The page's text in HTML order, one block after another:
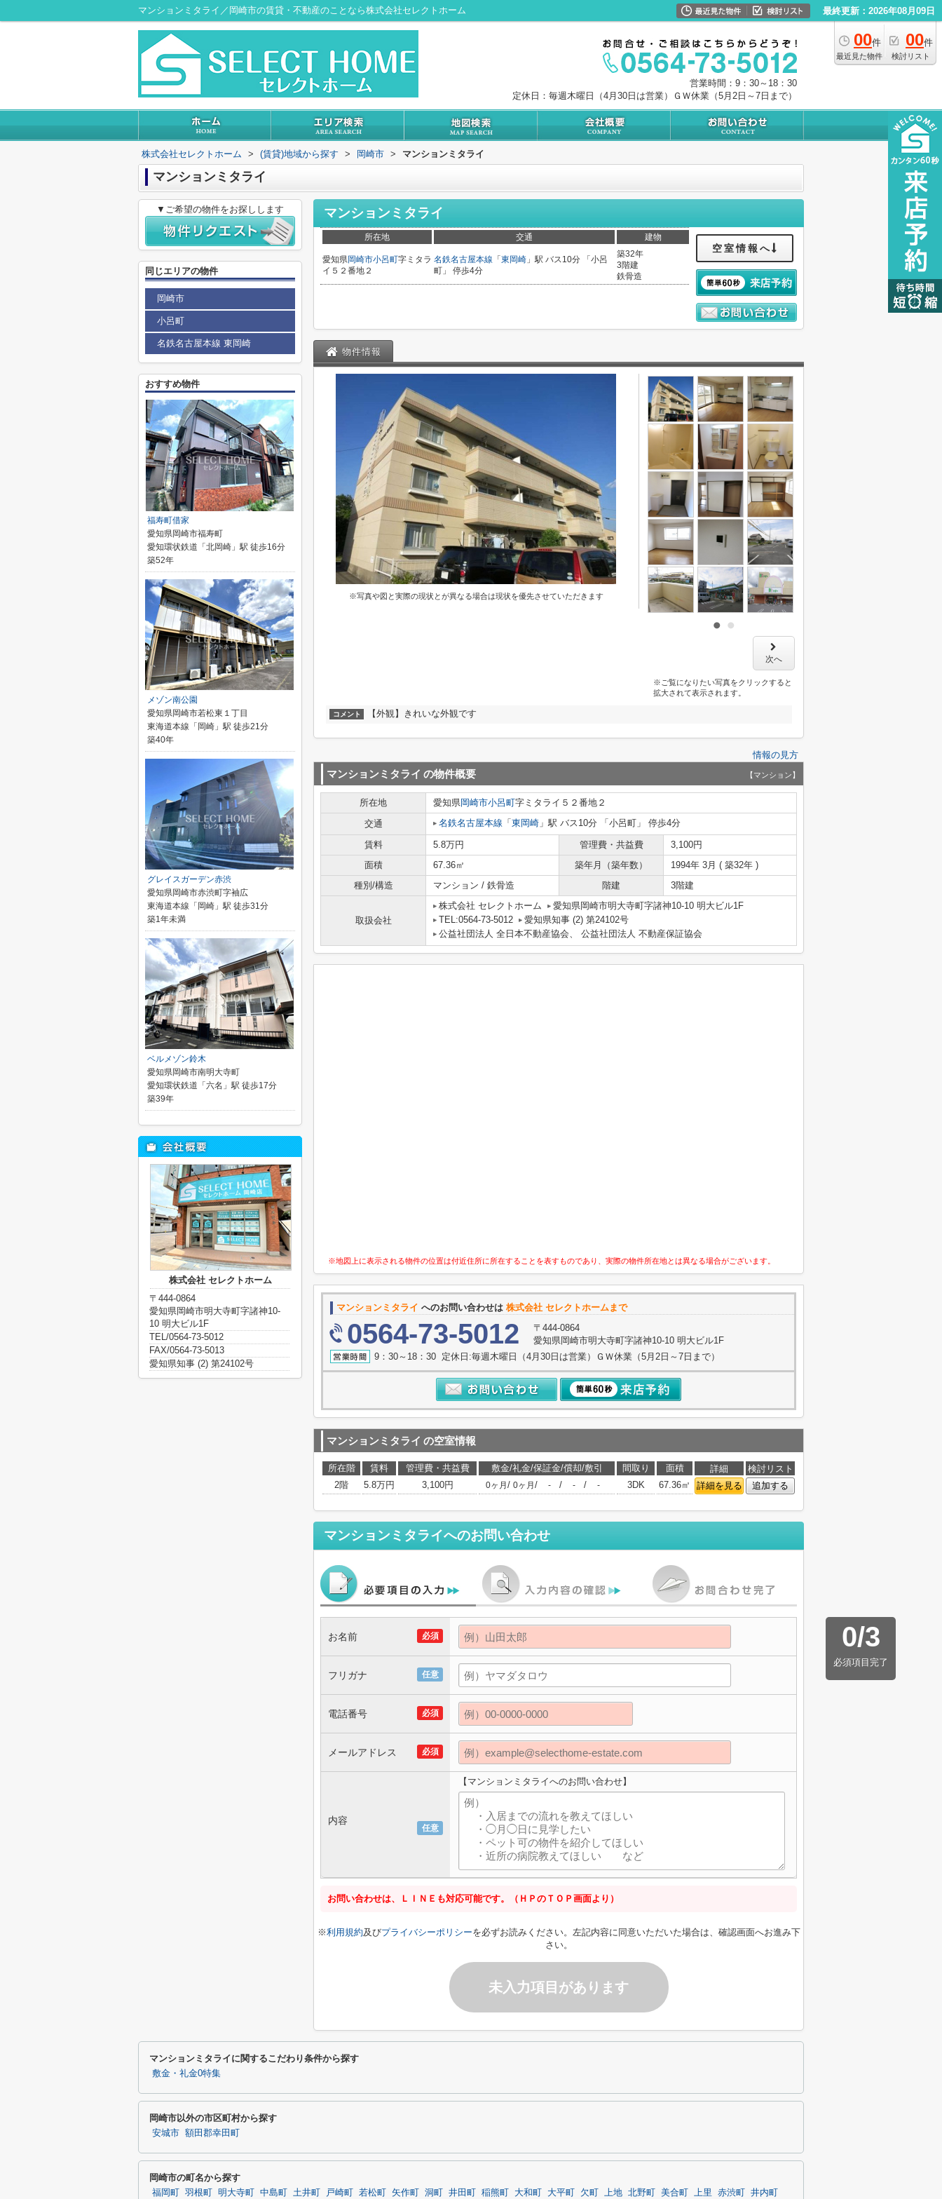
マンションミタライ／岡崎市の賃貸・不動産のことなら株式会社セレクトホーム 最終更新：2026年08月09日
00件
最近見た物件
00件
検討リスト
営業時間：9：30～18：30
定休日：毎週木曜日（4月30日は営業）ＧＷ休業（5月2日～7日まで）
株式会社セレクトホーム > (賃貸)地域から探す > 岡崎市 > マンションミタライ
マンションミタライ
マンションミタライ
所在地 交通 建物
愛知県岡崎市小呂町字ミタラ
イ５２番地２
名鉄名古屋本線 「 東岡崎 」駅 バス10分 「小呂
町」 停歩4分
築32年
3階建
鉄骨造
空室情報へ
物件情報
※写真や図と実際の現状とが異なる場合は現状を優先させていただきます
次へ
※ご覧になりたい写真をクリックすると
拡大されて表示されます。
コメント 【外観】きれいな外観です
情報の見方
マンションミタライ の物件概要 【マンション】
所在地 愛知県岡崎市小呂町字ミタライ５２番地２
交通
名鉄名古屋本線 「 東岡崎 」駅 バス10分 「小呂町」 停歩4分
賃料 5.8万円 管理費・共益費
3,100円
面積
67.36㎡ 築年月（築年数）
1994年 3月 ( 築32年 )
種別/構造
マンション / 鉄骨造 階建 3階建
取扱会社
株式会社 セレクトホーム
愛知県岡崎市明大寺町字諸神10-10 明大ビル1F
TEL:0564-73-5012
愛知県知事 (2) 第24102号
公益社団法人 全日本不動産協会、 公益社団法人 不動産保証協会
※地図上に表示される物件の位置は付近住所に所在することを表すものであり、実際の物件所在地とは異なる場合がございます。
マンションミタライ へのお問い合わせは 株式会社 セレクトホームまで
0564-73-5012
〒444-0864
愛知県岡崎市明大寺町字諸神10-10 明大ビル1F
9：30～18：30 定休日:毎週木曜日（4月30日は営業）ＧＷ休業（5月2日～7日まで）
マンションミタライ の空室情報
所在階 賃料 管理費・共益費 敷金/礼金/保証金/償却/敷引 間取り 面積 詳細
検討リスト
2階
5.8万円 3,100円 0ヶ月 / 0ヶ月 / - / - / - 3DK 67.36㎡ 詳細を見る 追加する
マンションミタライへのお問い合わせ
0/3
必須項目完了
必須
お名前
任意
フリガナ
必須
電話番号
必須
メールアドレス
任意
内容
【マンションミタライへのお問い合わせ】
お問い合わせは、ＬＩＮＥも対応可能です。（ＨＰのＴＯＰ画面より）
※利用規約及びプライバシーポリシーを必ずお読みください。左記内容に同意いただいた場合は、確認画面へお進み下
さい。
未入力項目があります
▼ご希望の物件をお探しします
同じエリアの物件
岡崎市
小呂町
名鉄名古屋本線 東岡崎
おすすめ物件
福寿町借家
愛知県岡崎市福寿町
愛知環状鉄道「北岡崎」駅 徒歩16分
築52年
メゾン南公園
愛知県岡崎市若松東１丁目
東海道本線「岡崎」駅 徒歩21分
築40年
グレイスガーデン赤渋
愛知県岡崎市赤渋町字袖広
東海道本線「岡崎」駅 徒歩31分
築1年未満
ベルメゾン鈴木
愛知県岡崎市南明大寺町
愛知環状鉄道「六名」駅 徒歩17分
築39年
株式会社 セレクトホーム
〒444-0864
愛知県岡崎市明大寺町字諸神10-
10 明大ビル1F
TEL/0564-73-5012
FAX/0564-73-5013
愛知県知事 (2) 第24102号
マンションミタライに関するこだわり条件から探す
敷金・礼金0特集
岡崎市以外の市区町村から探す
安城市 額田郡幸田町
岡崎市の町名から探す
福岡町 羽根町 明大寺町 中島町 土井町 戸崎町 若松町 矢作町 洞町 井田町 稲熊町 大和町 大平町 欠町 上地 北野町 美合町 上里 赤渋町
井内町